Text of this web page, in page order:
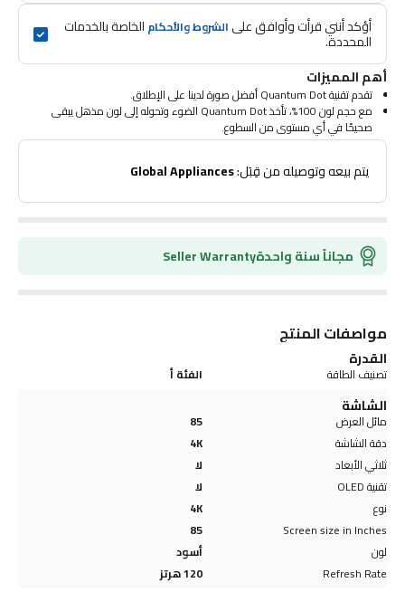
أؤكد أنني قرأت وأوافق على الشروط والأحكام
المحددة.
أهم المميزات
تقدم تقنية Quantum Dot أفضل صورة لدينا على الإطلاق.
مع حجم لون 100%، تأخذ Quantum Dot الضوء وتحوله إلى لون مذهل يبقى
صحيحًا في أي مستوى من السطوع.
يبرز Quantum HDR التفاصيل والتباين حتى تتمكن من تجربة القوة الكاملة في كل
يتجاوز التعيين الديناميكي للنغمة لـ HDR10+ المعايير الرائدة، مما يخلق ألوانًا
يمتزج الملف الشخصي النحيف المذهل لتلفازك بسلاسة في الجدار كما لم تره من
المقدمة والوسط حتى تقضي وقتًا أقل في البحث ووقتًا أطول في بث الأفلام
والعروض والمحتوى الآخر الذي تستمتع به.
سيغمرك الصوت المحيطي ثلاثي الأبعاد مع الصوت العلوي الافتراضي بالكامل
في تجربة الصوت.
دع SmartThings يتحكم في منزلك بذكاء من خلال اكتشاف وتوصيل والتحكم
يسمح لك المحور المدمج بالاستمتاع بالاتصال المحسن دون أجهزة إضافية.
يمكنك أيضًا الرد على الباب حتى أثناء مشاهدة التلفاز
Global Appliances
مجاناً سنة واحدةSeller Warranty
مواصفات المنتج
القدرة
تصنيف الطاقة الفئة أ
الشاشة
مائل العرض
85
دقة الشاشة
4K
ثلاثي الأبعاد
لا
تقنية OLED
لا
نوع
4K
Screen size in Inches
85
لون
أسود
Refresh Rate
120 هرتز